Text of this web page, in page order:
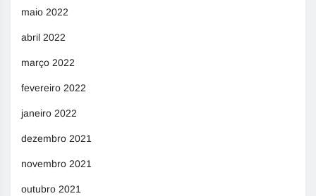
maio 2022
abril 2022
março 2022
fevereiro 2022
janeiro 2022
dezembro 2021
novembro 2021
outubro 2021